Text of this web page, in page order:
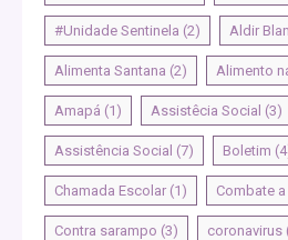
#Unidade Sentinela (2) Aldir
Alimenta Santana (2) Alimento
Amapá (1) Assistêcia Social (3)
Assistência Social (7) Boletim
Chamada Escolar (1) Combate
Contra sarampo (3) coronavirus